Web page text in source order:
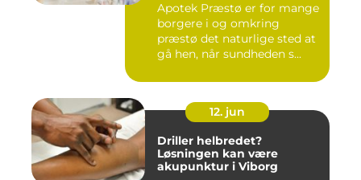
Apotek Præstø er for mange
borgere i og omkring
præstø det naturlige sted at
gå hen, når sundheden s...
12. jun
Driller helbredet?
Løsningen kan være
akupunktur i Viborg